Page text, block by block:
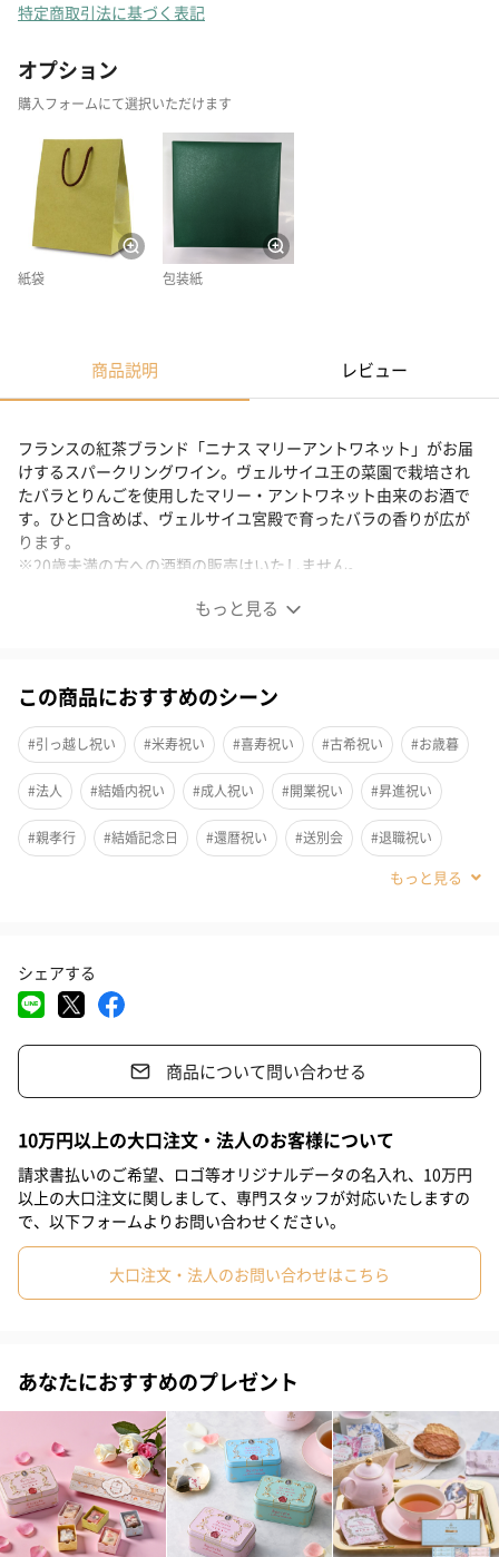
特定商取引法に基づく表記
オプション
購入フォームにて選択いただけます
紙袋 包装紙
商品説明 レビュー
もっと見る
フランスの紅茶ブランド「ニナス マリーアントワネット」がお届
けするスパークリングワイン。ヴェルサイユ王の菜園で栽培され
たバラとりんごを使用したマリー・アントワネット由来のお酒で
す。ひと口含めば、ヴェルサイユ宮殿で育ったバラの香りが広が
ります。
※20歳未満の方への酒類の販売はいたしません。
バラが香るマリー・アントワネットのお酒
ヴェルサイユ宮殿に今でも残る「王の菜園」と呼ばれる菜園。そ
の菜園で栽培されているバラとりんごを使用したマリー・アント
ワネット由来のスパークリングワインです。
＜味わい＞
ひと口含めば、ヴェルサイユ宮殿で育ったバラの香りと、りんご
の爽やかな甘い香りが広がります。
飲み方
冷蔵庫でよく冷やしてお召し上がりください。
「ニナス マリーアントワネット」は、パリの中心地であるヴァン
ドーム広場のすぐ隣に本店を構える、フランスの紅茶ブランドで
す。
ヴェルサイユ王立菜園「le Potager du Roi」唯一の契約企業であ
り、ベルサイユ宮殿の貴族やマリー・アントワネットにも愛され
ロゼ・ド・マリー・アントワネットは、その唯一の契約企業がつ
くった世界唯一のマリーアントワネットの特別なお酒です。
見た目も美しく華やかなスパークリングワインを贈りませ
この商品におすすめのシーン
#引っ越し祝い #米寿祝い #喜寿祝い #古希祝い #お歳暮
#法人 #結婚内祝い #成人祝い #開業祝い #昇進祝い
#親孝行 #結婚記念日 #還暦祝い #送別会 #退職祝い
#サプライズ
#父の日 #母の日
#取引先女性 #取引先男性 #義母
#弟 #同僚女性 #上司男性 #上司女性 #祖父
#祖母 #母親 #父親 #妻 #夫 #女性 #男性
#50代 #30代 #60代 #70代 #80代 #90代
シェアする
商品について問い合わせる
10万円以上の大口注文・法人のお客様について
請求書払いのご希望、ロゴ等オリジナルデータの名入れ、10万円
以上の大口注文に関しまして、専門スタッフが対応いたしますの
で、以下フォームよりお問い合わせください。
大口注文・法人のお問い合わせはこちら
あなたにおすすめのプレゼント